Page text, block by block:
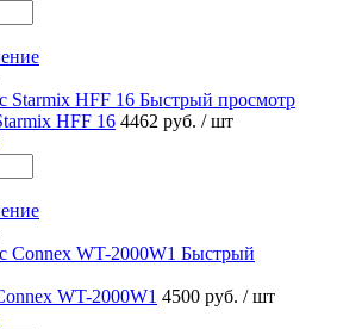
Быстрый просмотр
HFF 16 4462 руб. / шт
Быстрый
WT-2000W1 4500 руб. / шт